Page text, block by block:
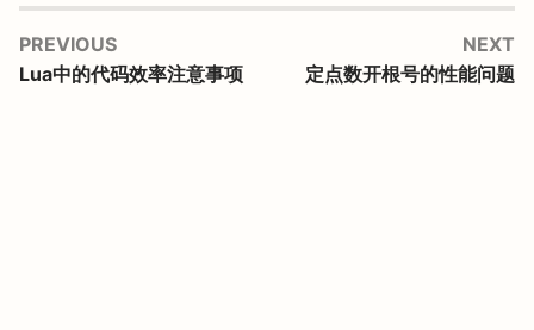
PREVIOUS
Lua中的代码效率注意事项
NEXT
定点数开根号的性能问题